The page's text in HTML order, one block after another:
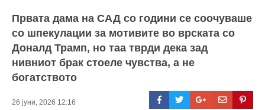
Првата дама на САД со години се соочуваше
со шпекулации за мотивите во врската со
Доналд Трамп, но таа тврди дека зад
нивниот брак стоеле чувства, а не
богатството
26 јуни, 2026 12:16